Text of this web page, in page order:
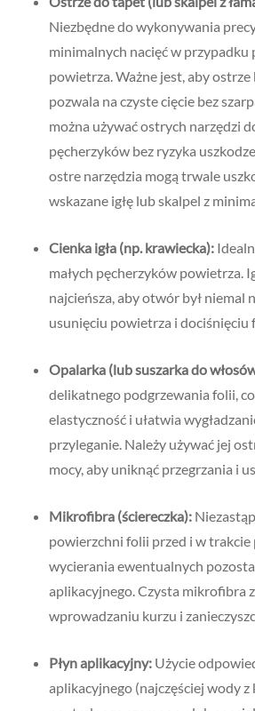
Niezbędne do wykonywania
minimalnych nacięć w przypadku
powietrza. Ważne jest, aby ostrze
pozwala na czyste cięcie bez
można używać ostrych narzędzi
pęcherzyków bez ryzyka
ostre narzędzia mogą trwale
wskazane igłę lub skalpel z
Cienka igła (np. krawiecka):
małych pęcherzyków powietrza.
najcieńsza, aby otwór był niemal
usunięciu powietrza i dociśnięciu
Opalarka (lub suszarka do
delikatnego podgrzewania folii,
elastyczność i ułatwia
przyleganie. Należy używać jej
mocy, aby uniknąć przegrzania i
Mikrofibra (ściereczka):
powierzchni folii przed i w trakcie
wycierania ewentualnych
aplikacyjnego. Czysta mikrofibra
wprowadzaniu kurzu i
Płyn aplikacyjny: Użycie
aplikacyjnego (najczęściej wody